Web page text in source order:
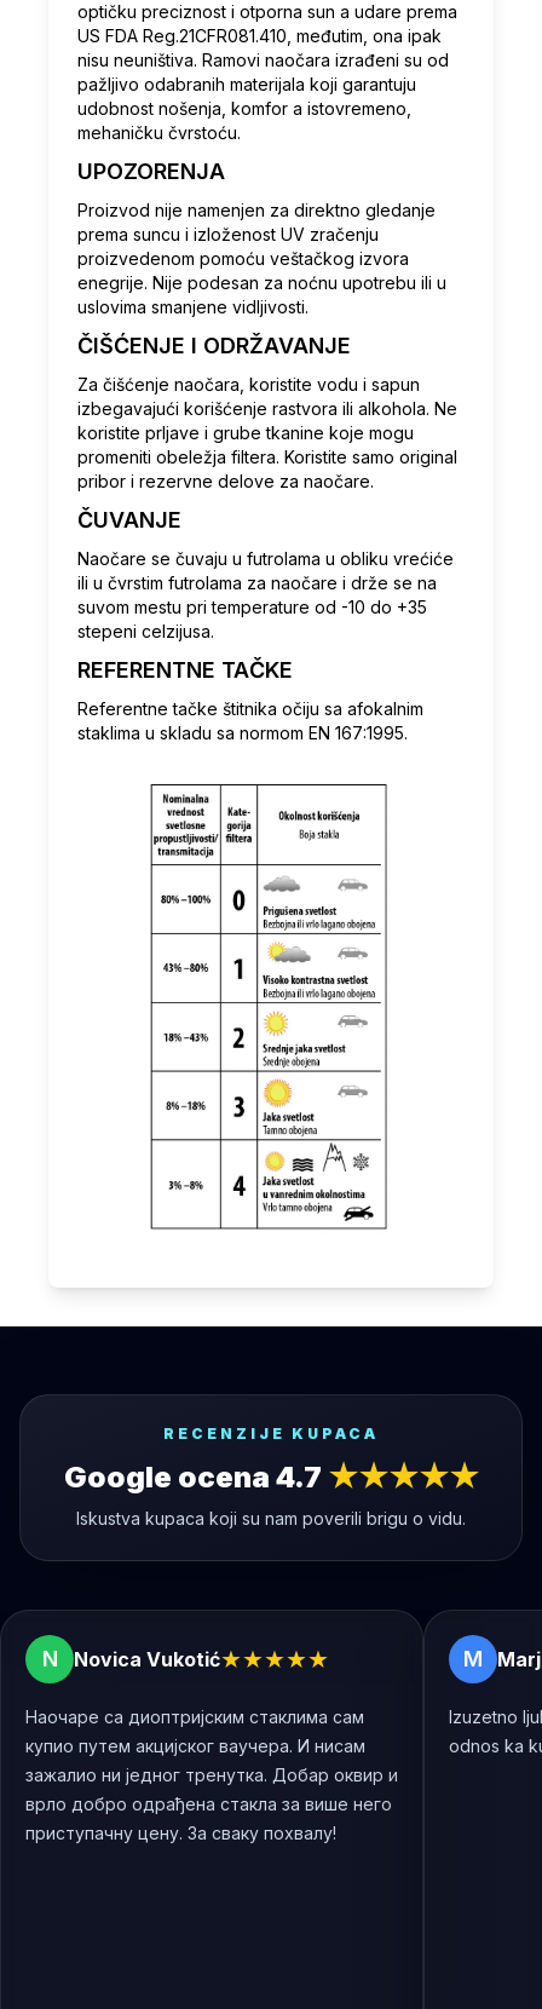
optičku preciznost i otporna sun a udare prema
US FDA Reg.21CFR081.410, međutim, ona ipak
nisu neuništiva. Ramovi naočara izrađeni su od
pažljivo odabranih materijala koji garantuju
udobnost nošenja, komfor a istovremeno,
mehaničku čvrstoću.
UPOZORENJA
Proizvod nije namenjen za direktno gledanje
prema suncu i izloženost UV zračenju
proizvedenom pomoću veštačkog izvora
enegrije. Nije podesan za noćnu upotrebu ili u
uslovima smanjene vidljivosti.
ČIŠĆENJE I ODRŽAVANJE
Za čišćenje naočara, koristite vodu i sapun
izbegavajući korišćenje rastvora ili alkohola. Ne
koristite prljave i grube tkanine koje mogu
promeniti obeležja filtera. Koristite samo original
pribor i rezervne delove za naočare.
ČUVANJE
Naočare se čuvaju u futrolama u obliku vrećiće
ili u čvrstim futrolama za naočare i drže se na
suvom mestu pri temperature od -10 do +35
stepeni celzijusa.
REFERENTNE TAČKE
Referentne tačke štitnika očiju sa afokalnim
staklima u skladu sa normom EN 167:1995.
RECENZIJE KUPACA
Google ocena 4.7 ★★★★★
Iskustva kupaca koji su nam poverili brigu o vidu.
N Novica Vukotić★★★★★
Наочаре са диоптријским стаклима сам
купио путем акцијског ваучера. И нисам
зажалио ни једног тренутка. Добар оквир и
врло добро одрађена стакла за више него
приступачну цену. За сваку похвалу!
M
Izuzetno
odnos ka